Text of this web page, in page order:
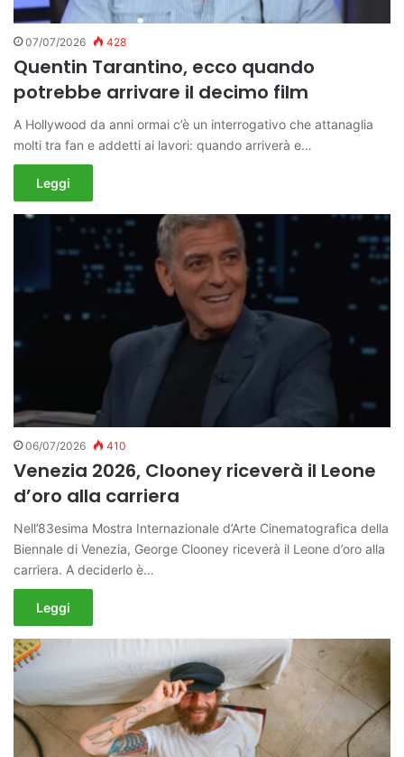
07/07/2026 428
Quentin Tarantino, ecco quando
potrebbe arrivare il decimo film
A Hollywood da anni ormai c’è un interrogativo che attanaglia
molti tra fan e addetti ai lavori: quando arriverà e…
Leggi
06/07/2026 410
Venezia 2026, Clooney riceverà il Leone
d’oro alla carriera
Nell’83esima Mostra Internazionale d’Arte Cinematografica della
Biennale di Venezia, George Clooney riceverà il Leone d’oro alla
carriera. A deciderlo è…
Leggi